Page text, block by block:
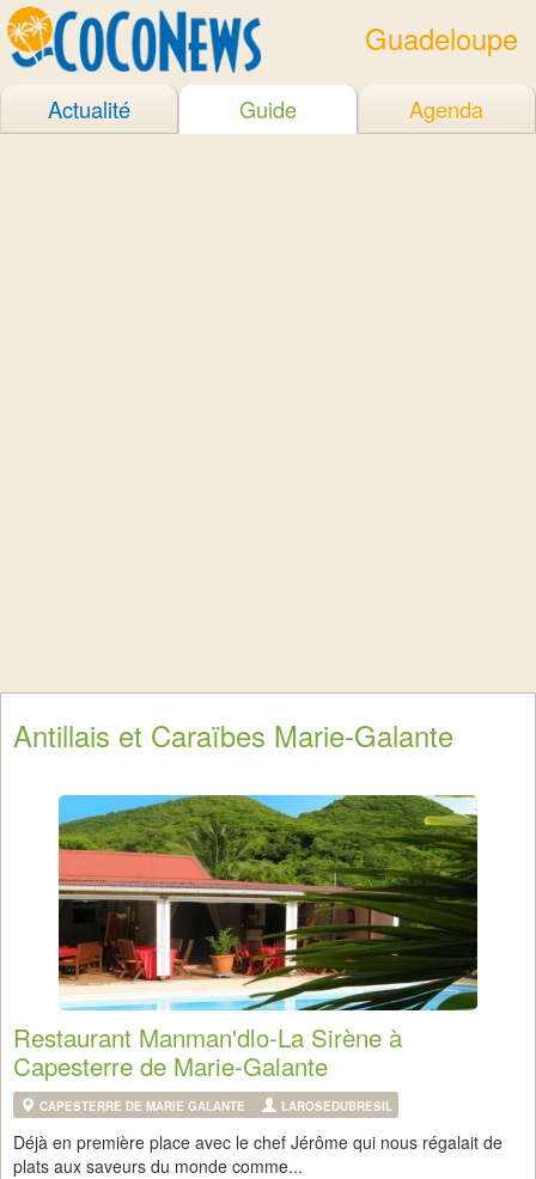
Guadeloupe
Actualité Guide Agenda
Antillais et Caraïbes Marie-Galante
Restaurant Manman'dlo-La Sirène à
Capesterre de Marie-Galante
CAPESTERRE DE MARIE GALANTE LAROSEDUBRESIL
Déjà en première place avec le chef Jérôme qui nous régalait de
plats aux saveurs du monde comme...